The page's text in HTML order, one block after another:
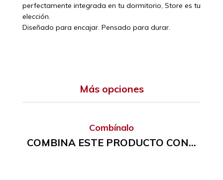
perfectamente integrada en tu dormitorio, Store es tu
elección.
Diseñado para encajar. Pensado para durar.
Más opciones
Combínalo
COMBINA ESTE PRODUCTO CON...